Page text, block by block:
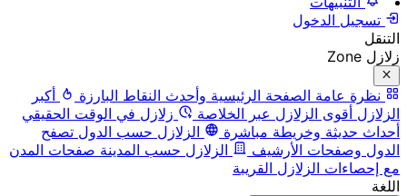
تسجيل الدخول
التنقل
زلازل Zone
نظرة عامة الصفحة الرئيسية وأحدث النقاط البارزة
أكبر
الزلازل أقوى الزلازل عبر الخلاصة
زلازل في الوقت الحقيقي
أحداث حديثة وخريطة مباشرة
الزلازل حسب الدول تصفح
الدول وصفحات الأرشيف
الزلازل حسب المدينة صفحات المدن
مع إحصاءات الزلازل القريبة
اللغة